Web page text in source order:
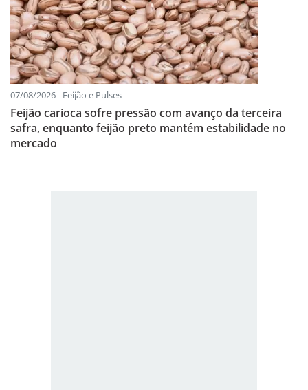
07/08/2026 - Feijão e Pulses
Feijão carioca sofre pressão com avanço da terceira
safra, enquanto feijão preto mantém estabilidade no
mercado